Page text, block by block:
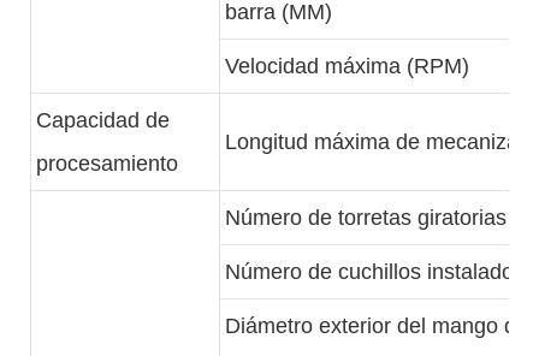
barra (MM)
Velocidad máxima (RPM)
Capacidad de
procesamiento
Longitud máxima de
Número de torretas giratorias
Número de cuchillos instalados
Diámetro exterior del mango de